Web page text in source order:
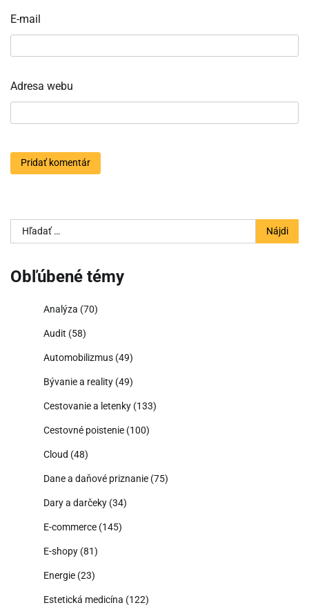
E-mail
Adresa webu
Hľadať:
Obľúbené témy
Analýza (70)
Audit (58)
Automobilizmus (49)
Bývanie a reality (49)
Cestovanie a letenky (133)
Cestovné poistenie (100)
Cloud (48)
Dane a daňové priznanie (75)
Dary a darčeky (34)
E-commerce (145)
E-shopy (81)
Energie (23)
Estetická medicína (122)